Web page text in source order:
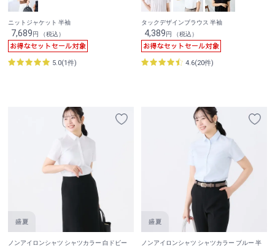
ニットジャケット 半袖
7,689円 （税込）
5.0(1件)
タックデザインブラウス 半袖
4,389円 （税込）
4.6(20件)
ノンアイロンシャツ シャツカラー 白ドビー
ノンアイロンシャツ シャツカラー ブルー 半